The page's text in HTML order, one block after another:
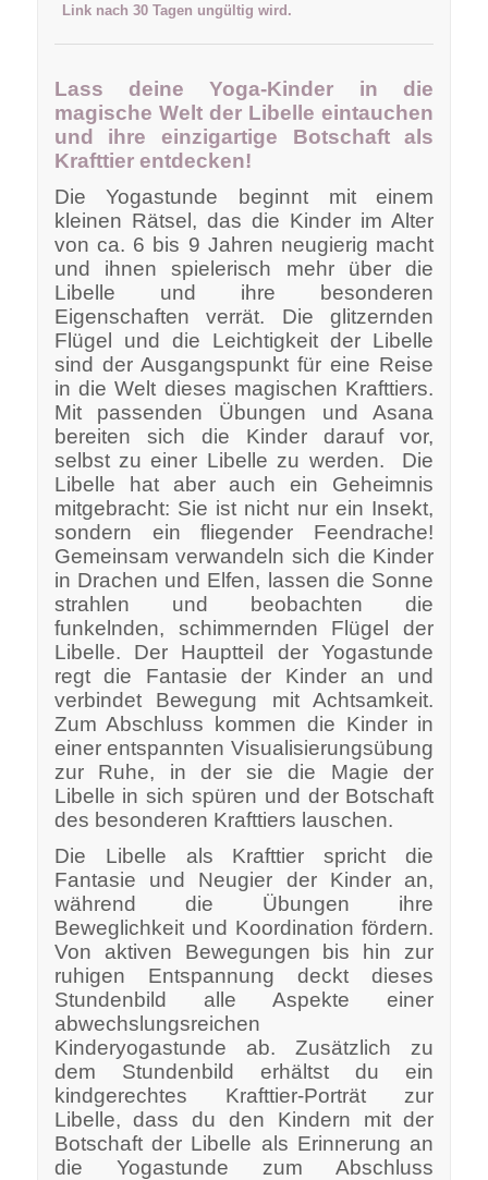
Link nach 30 Tagen ungültig wird.
Lass deine Yoga-Kinder in die
magische Welt der Libelle eintauchen
und ihre einzigartige Botschaft als
Krafttier entdecken!
Die Yogastunde beginnt mit einem
kleinen Rätsel, das die Kinder im Alter
von ca. 6 bis 9 Jahren neugierig macht
und ihnen spielerisch mehr über die
Libelle und ihre besonderen
Eigenschaften verrät. Die glitzernden
Flügel und die Leichtigkeit der Libelle
sind der Ausgangspunkt für eine Reise
in die Welt dieses magischen Krafttiers.
Mit passenden Übungen und Asana
bereiten sich die Kinder darauf vor,
selbst zu einer Libelle zu werden. Die
Libelle hat aber auch ein Geheimnis
mitgebracht: Sie ist nicht nur ein Insekt,
sondern ein fliegender Feendrache!
Gemeinsam verwandeln sich die Kinder
in Drachen und Elfen, lassen die Sonne
strahlen und beobachten die
funkelnden, schimmernden Flügel der
Libelle. Der Hauptteil der Yogastunde
regt die Fantasie der Kinder an und
verbindet Bewegung mit Achtsamkeit.
Zum Abschluss kommen die Kinder in
einer entspannten Visualisierungsübung
zur Ruhe, in der sie die Magie der
Libelle in sich spüren und der Botschaft
des besonderen Krafttiers lauschen.
Die Libelle als Krafttier spricht die
Fantasie und Neugier der Kinder an,
während die Übungen ihre
Beweglichkeit und Koordination fördern.
Von aktiven Bewegungen bis hin zur
ruhigen Entspannung deckt dieses
Stundenbild alle Aspekte einer
abwechslungsreichen
Kinderyogastunde ab. Zusätzlich zu
dem Stundenbild erhältst du ein
kindgerechtes Krafttier-Porträt zur
Libelle, dass du den Kindern mit der
Botschaft der Libelle als Erinnerung an
die Yogastunde zum Abschluss